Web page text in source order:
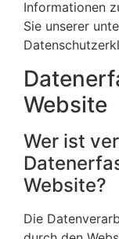
Informationen
Sie unserer
Website
Wer ist
Website?
Die